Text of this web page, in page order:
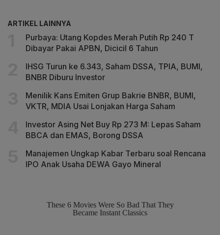
ARTIKEL LAINNYA
Purbaya: Utang Kopdes Merah Putih Rp 240 T
Dibayar Pakai APBN, Dicicil 6 Tahun
IHSG Turun ke 6.343, Saham DSSA, TPIA, BUMI,
BNBR Diburu Investor
Menilik Kans Emiten Grup Bakrie BNBR, BUMI,
VKTR, MDIA Usai Lonjakan Harga Saham
Investor Asing Net Buy Rp 273 M: Lepas Saham
BBCA dan EMAS, Borong DSSA
Manajemen Ungkap Kabar Terbaru soal Rencana
IPO Anak Usaha DEWA Gayo Mineral